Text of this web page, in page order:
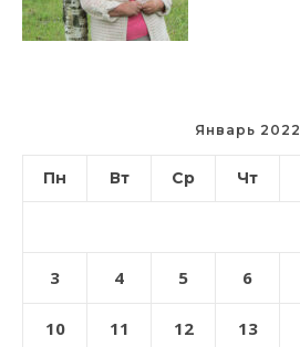
Январь 2022
Пн Вт Ср Чт
3 4 5 6
10 11 12 13